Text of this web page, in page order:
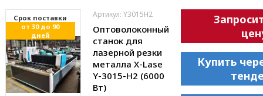
Cрок поставки
от 30 до 90
дней
Артикул: Y3015H2
Оптоволоконный
станок для
лазерной резки
металла X-Lase
Y-3015-H2 (6000
Вт)
Купить